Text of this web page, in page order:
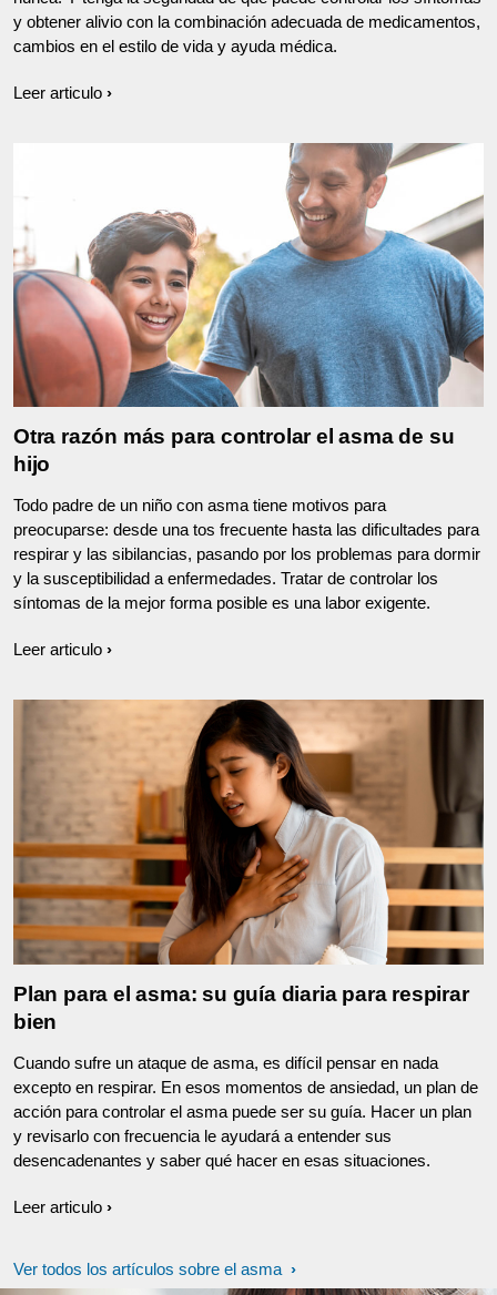
y obtener alivio con la combinación adecuada de medicamentos,
cambios en el estilo de vida y ayuda médica.
Leer articulo
Otra razón más para controlar el asma de su
hijo
Todo padre de un niño con asma tiene motivos para
preocuparse: desde una tos frecuente hasta las dificultades para
respirar y las sibilancias, pasando por los problemas para dormir
y la susceptibilidad a enfermedades. Tratar de controlar los
síntomas de la mejor forma posible es una labor exigente.
Leer articulo
Plan para el asma: su guía diaria para respirar
bien
Cuando sufre un ataque de asma, es difícil pensar en nada
excepto en respirar. En esos momentos de ansiedad, un plan de
acción para controlar el asma puede ser su guía. Hacer un plan
y revisarlo con frecuencia le ayudará a entender sus
desencadenantes y saber qué hacer en esas situaciones.
Leer articulo
Ver todos los artículos sobre el asma